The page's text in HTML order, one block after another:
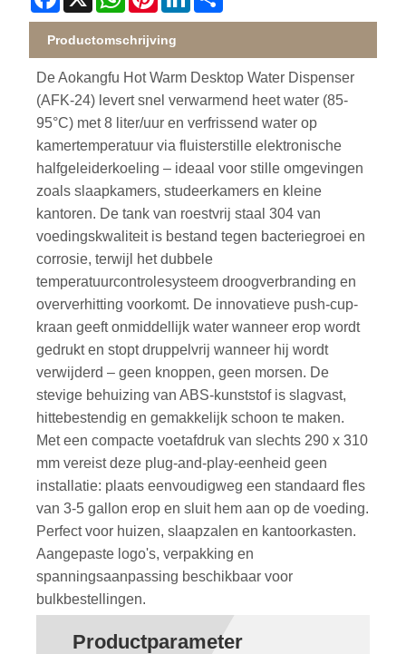
Productomschrijving
De Aokangfu Hot Warm Desktop Water Dispenser
(AFK-24) levert snel verwarmend heet water (85-
95°C) met 8 liter/uur en verfrissend water op
kamertemperatuur via fluisterstille elektronische
halfgeleiderkoeling – ideaal voor stille omgevingen
zoals slaapkamers, studeerkamers en kleine
kantoren. De tank van roestvrij staal 304 van
voedingskwaliteit is bestand tegen bacteriegroei en
corrosie, terwijl het dubbele
temperatuurcontrolesysteem droogverbranding en
oververhitting voorkomt. De innovatieve push-cup-
kraan geeft onmiddellijk water wanneer erop wordt
gedrukt en stopt druppelvrij wanneer hij wordt
verwijderd – geen knoppen, geen morsen. De
stevige behuizing van ABS-kunststof is slagvast,
hittebestendig en gemakkelijk schoon te maken.
Met een compacte voetafdruk van slechts 290 x 310
mm vereist deze plug-and-play-eenheid geen
installatie: plaats eenvoudigweg een standaard fles
van 3-5 gallon erop en sluit hem aan op de voeding.
Perfect voor huizen, slaapzalen en kantoorkasten.
Aangepaste logo's, verpakking en
spanningsaanpassing beschikbaar voor
bulkbestellingen.
Productparameter